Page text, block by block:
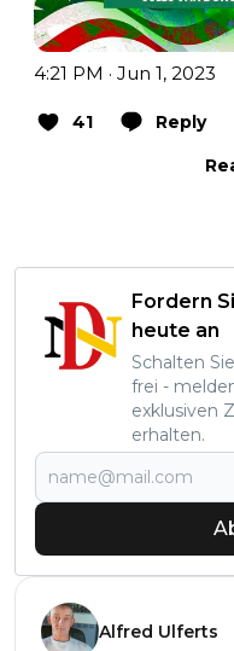
4:21 PM · Jun 1, 2023
41 Reply
Fordern
heute an
Schalten
frei -
exklusiven
erhalten.
Alfred Ulferts